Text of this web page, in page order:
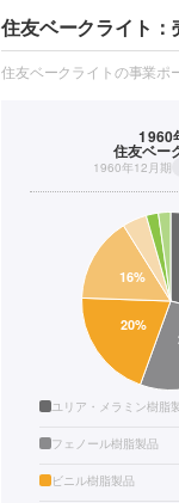
住友ベークライト：
住友ベークライトの事業ポ
1960
住友ベー
1960年12月期
ユリア・メラミン樹脂
フェノール樹脂製品
ビニル樹脂製品